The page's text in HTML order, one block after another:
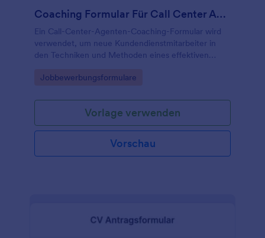
Coaching Formular Für Call Center Agenten
Ein Call-Center-Agenten-Coaching-Formular wird
verwendet, um neue Kundendienstmitarbeiter in
den Techniken und Methoden eines effektiven
Go to Category:
Jobbewerbungsformulare
Vorlage verwenden
Vorschau